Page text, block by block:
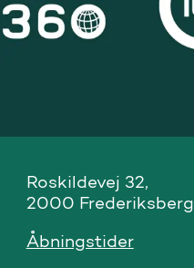
Roskildevej 32,
2000 Frederiksberg
Åbningstider